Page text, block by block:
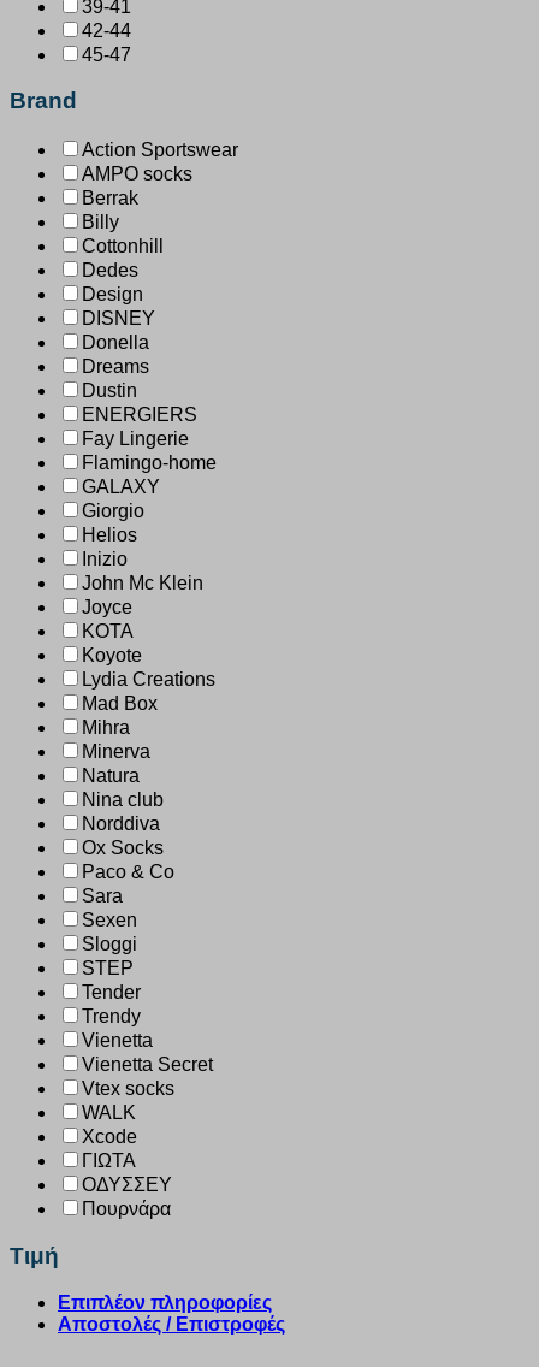
39-41
42-44
45-47
Brand
Action Sportswear
AMPO socks
Berrak
Billy
Cottonhill
Dedes
Design
DISNEY
Donella
Dreams
Dustin
ENERGIERS
Fay Lingerie
Flamingo-home
GALAXY
Giorgio
Helios
Inizio
John Mc Klein
Joyce
KOTA
Koyote
Lydia Creations
Mad Box
Mihra
Minerva
Natura
Nina club
Norddiva
Ox Socks
Paco & Co
Sara
Sexen
Sloggi
STEP
Tender
Trendy
Vienetta
Vienetta Secret
Vtex socks
WALK
Xcode
ΓΙΩΤΑ
ΟΔΥΣΣΕΥ
Πουρνάρα
Τιμή
Επιπλέον πληροφορίες
Αποστολές / Επιστροφές